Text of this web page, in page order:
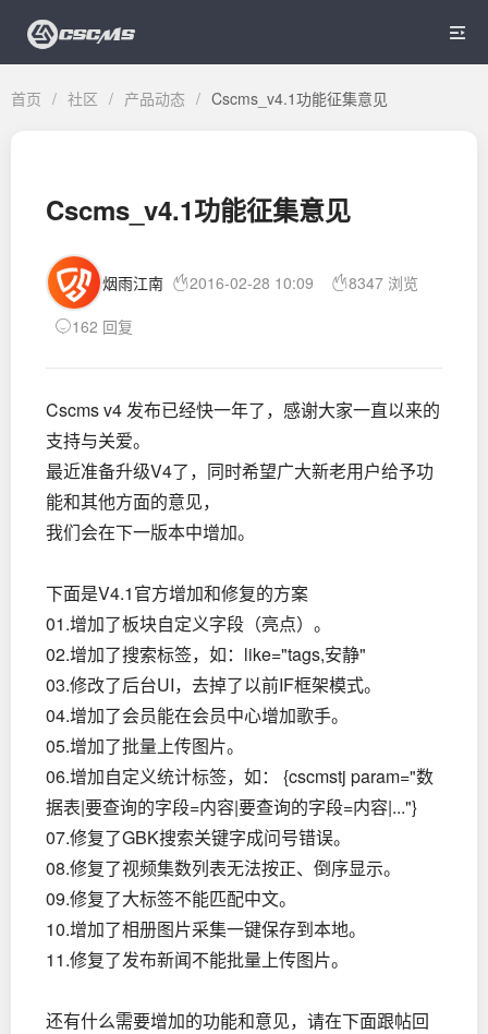

首页 / 社区 / 产品动态 / Cscms_v4.1功能征集意见
Cscms_v4.1功能征集意见
烟雨江南 2016-02-28 10:09
8347 浏览
162 回复
Cscms v4 发布已经快一年了，感谢大家一直以来的
支持与关爱。
最近准备升级V4了，同时希望广大新老用户给予功
能和其他方面的意见，
我们会在下一版本中增加。
下面是V4.1官方增加和修复的方案
01.增加了板块自定义字段（亮点）。
02.增加了搜索标签，如：like="tags,安静"
03.修改了后台UI，去掉了以前IF框架模式。
04.增加了会员能在会员中心增加歌手。
05.增加了批量上传图片。
06.增加自定义统计标签，如： {cscmstj param="数
据表|要查询的字段=内容|要查询的字段=内容|..."}
07.修复了GBK搜索关键字成问号错误。
08.修复了视频集数列表无法按正、倒序显示。
09.修复了大标签不能匹配中文。
10.增加了相册图片采集一键保存到本地。
11.修复了发布新闻不能批量上传图片。
还有什么需要增加的功能和意见，请在下面跟帖回